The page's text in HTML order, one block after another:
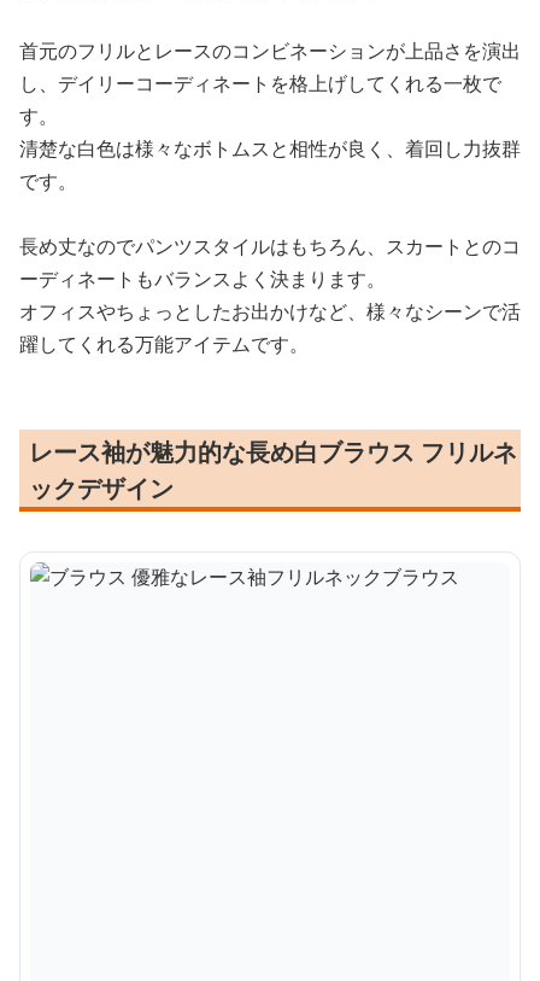
首元のフリルとレースのコンビネーションが上品さを演出
し、デイリーコーディネートを格上げしてくれる一枚で
す。
清楚な白色は様々なボトムスと相性が良く、着回し力抜群
です。
長め丈なのでパンツスタイルはもちろん、スカートとのコ
ーディネートもバランスよく決まります。
オフィスやちょっとしたお出かけなど、様々なシーンで活
躍してくれる万能アイテムです。
レース袖が魅力的な長め白ブラウス フリルネ
ックデザイン